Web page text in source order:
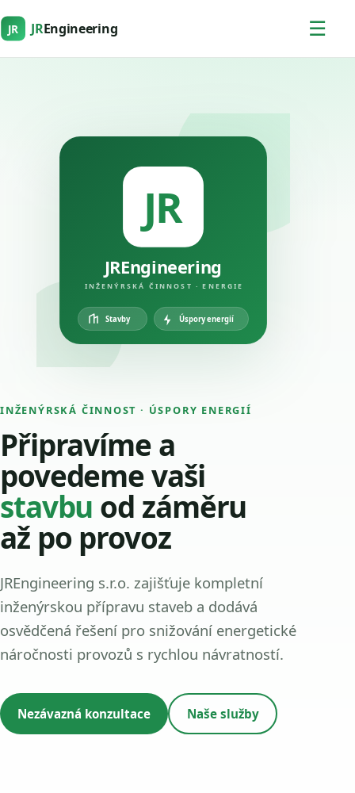
JR JREngineering ☰
INŽENÝRSKÁ ČINNOST · ÚSPORY ENERGIÍ
Připravíme a
povedeme vaši
stavbu od záměru
až po provoz
JREngineering s.r.o. zajišťuje kompletní
inženýrskou přípravu staveb a dodává
osvědčená řešení pro snižování energetické
náročnosti provozů s rychlou návratností.
Nezávazná konzultace Naše služby
JR
JREngineering
INŽENÝRSKÁ ČINNOST · ENERGIE
Stavby Úspory energií